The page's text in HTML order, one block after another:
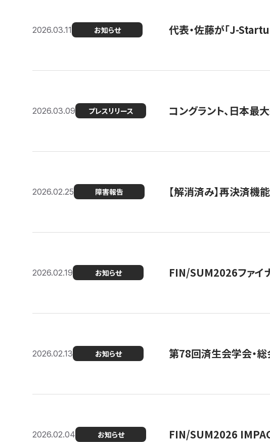
2026.03.11 お知らせ 代表・佐藤が「J-
2026.03.09 プレスリリース コングラント、日本最
2026.02.25 障害報告 【解消済み】再決済機
2026.02.19 お知らせ FIN/SUM2026ファイ
2026.02.13 お知らせ 第78回済生会学会・総
2026.02.04 お知らせ FIN/SUM2026